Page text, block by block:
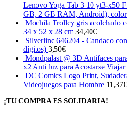
Lenovo Yoga Tab 3 10 yt3-x50
GB, 2 GB RAM, Android), color
Mochila Trolley gris acolchado
34 x 52 x 28 cm 34,40€
Silverline 646204 - Candado
dígitos) 3,50€
Mondpalast @ 3D Antifaces
x2 Anti-luz para Acostarse
DC Comics Logo Print,
Videojuegos para Hombre 11,37€
¡TU COMPRA ES SOLIDARIA!